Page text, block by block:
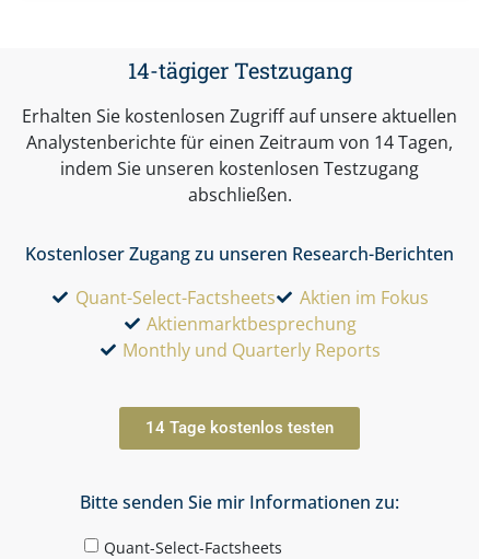
14-tägiger Testzugang
Erhalten Sie kostenlosen Zugriff auf unsere aktuellen
Analystenberichte für einen Zeitraum von 14 Tagen,
indem Sie unseren kostenlosen Testzugang
abschließen.
Kostenloser Zugang zu unseren Research-Berichten
Quant-Select-Factsheets
Aktien im Fokus
Aktienmarktbesprechung
Monthly und Quarterly Reports
14 Tage kostenlos testen
Bitte senden Sie mir Informationen zu:
Quant-Select-Factsheets